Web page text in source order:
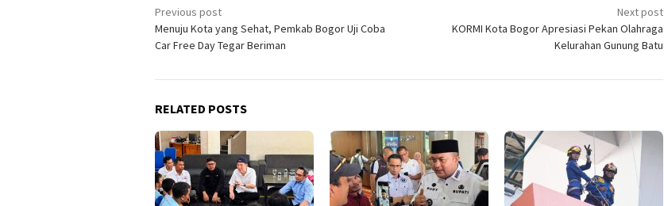
Post
navigation
Previous post
Menuju Kota yang Sehat, Pemkab Bogor Uji Coba
Car Free Day Tegar Beriman
Next post
KORMI Kota Bogor Apresiasi Pekan Olahraga
Kelurahan Gunung Batu
RELATED POSTS